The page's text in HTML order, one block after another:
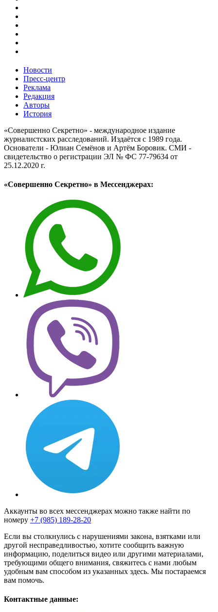
Новости
Пресс-центр
Реклама
Редакция
Авторы
История
«Совершенно Секретно» - международное издание
журналистских расследований. Издаётся с 1989 года.
Основатели - Юлиан Семёнов и Артём Боровик. CМИ -
свидетельство о регистрации ЭЛ № ФС 77-79634 от
25.12.2020 г.
«Совершенно Секретно» в Мессенджерах:
Аккаунты во всех мессенджерах можно также найти по
номеру +7 (985) 189-28-20
Если вы столкнулись с нарушениями закона, взятками или
другой несправедливостью, хотите сообщить важную
информацию, поделиться видео или другими материалами,
требующими общего внимания, свяжитесь с нами любым
удобным вам способом из указанных здесь. Мы постараемся
вам помочь.
Контактные данные: